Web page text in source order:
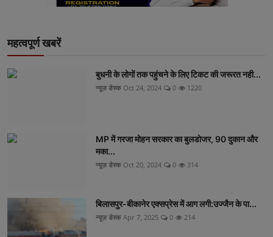
महत्वपूर्ण खबरें
बुधनी के लोगों तक पहुंचने के लिए टिकट की जरूरत नही...
न्यूज़ डेस्क Oct 24, 2024 0 1220
MP में गरजा मोहन सरकार का बुलडोजर, 90 दुकान और
मका...
न्यूज़ डेस्क Oct 20, 2024 0 314
बिलासपुर-बीकानेर एक्सप्रेस में आग लगी:उज्जैन के पा...
न्यूज़ डेस्क Apr 7, 2025 0 214